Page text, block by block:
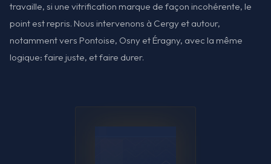
travaille, si une vitrification marque de façon incohérente, le
point est repris. Nous intervenons à Cergy et autour,
notamment vers Pontoise, Osny et Éragny, avec la même
logique: faire juste, et faire durer.